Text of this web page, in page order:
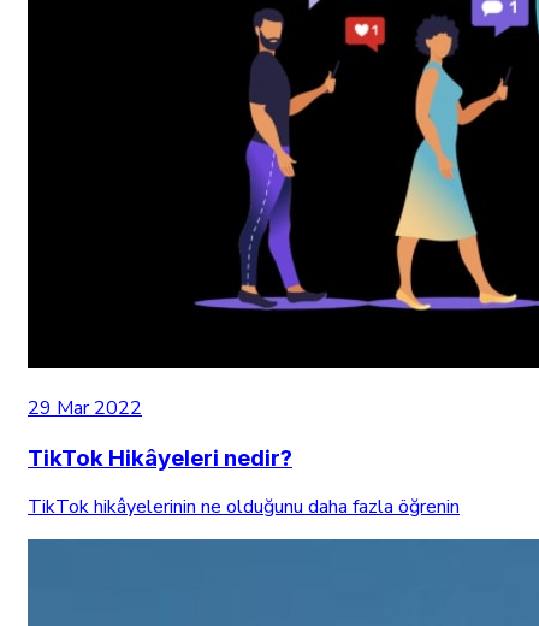
29 Mar 2022
TikTok Hikâyeleri nedir?
TikTok hikâyelerinin ne olduğunu daha fazla öğrenin